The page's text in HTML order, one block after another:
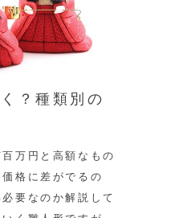
？種類別の
万円と高額なもの
格に差がでるの
要なのか解説して